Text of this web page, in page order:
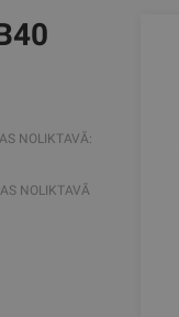
NOLIKTAVĀ:
NOLIKTAVĀ